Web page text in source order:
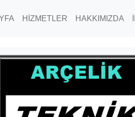
HİZMETLER HAKKIMIZDA